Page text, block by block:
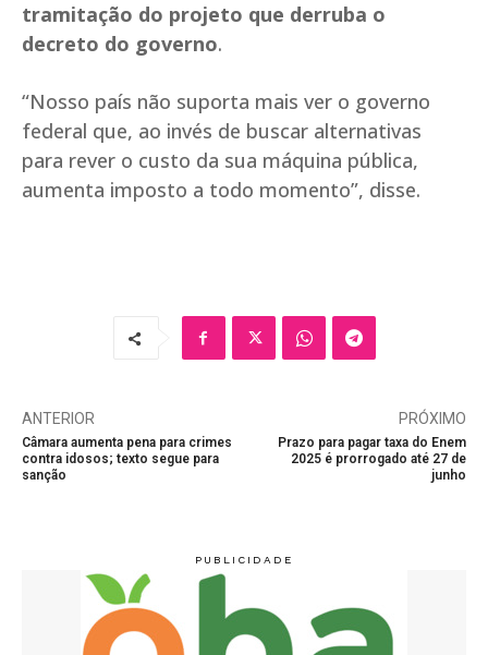
tramitação do projeto que derruba o
decreto do governo.
“Nosso país não suporta mais ver o governo
federal que, ao invés de buscar alternativas
para rever o custo da sua máquina pública,
aumenta imposto a todo momento”, disse.
ANTERIOR
Câmara aumenta pena para crimes
contra idosos; texto segue para
sanção
PRÓXIMO
Prazo para pagar taxa do Enem
2025 é prorrogado até 27 de
junho